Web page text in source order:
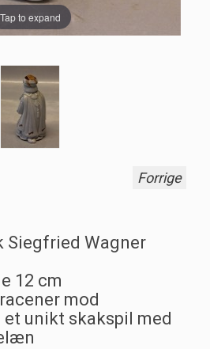
Tap to expand
Forrige
Siegfried Wagner
12 cm
mod
unikt skakspil med